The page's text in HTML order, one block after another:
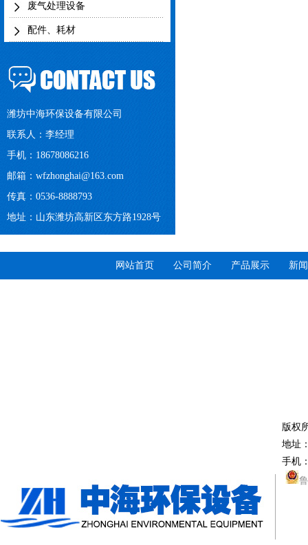
废气处理设备
配件、耗材
潍坊中海环保设备有限公司
联系人：李经理
手机：18678086216
邮箱： wfzhonghai@163.com
传真：0536-8888793
地址：山东潍坊高新区东方路1928号
网站首页 公司简介 产品展示 新
版权
地址
手机